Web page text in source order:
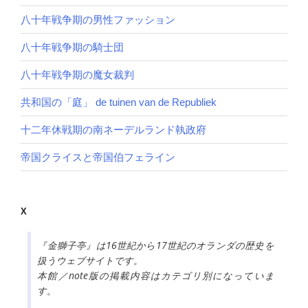
八十年戦争期の男性ファッション
八十年戦争期の騎士団
八十年戦争期の魔女裁判
共和国の「庭」 de tuinen van de Republiek
十二年休戦期の南ネーデルランド執政府
帝国クライスと帝国伯フェライン
X
『金獅子亭』は16世紀から17世紀のオランダの歴史を
扱うウェブサイトです。
本館／note版の掲載内容はカテゴリ別になっていま
す。